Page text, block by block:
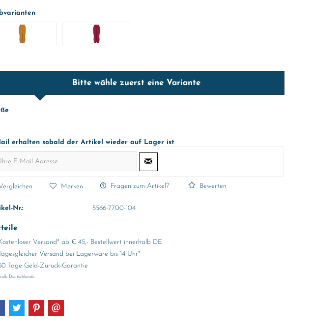
Bitte wähle zuerst eine Variante
erhalten sobald der Artikel wieder auf Lager ist
Merken Fragen zum Artikel? Bewerten
Nr.: 5566-7700-104
Versand* ab € 45,- Bestellwert innerhalb DE
Tagesgleicher Versand bei Lagerware bis 14 Uhr*
Tage Geld-Zurück-Garantie
Deutschlands